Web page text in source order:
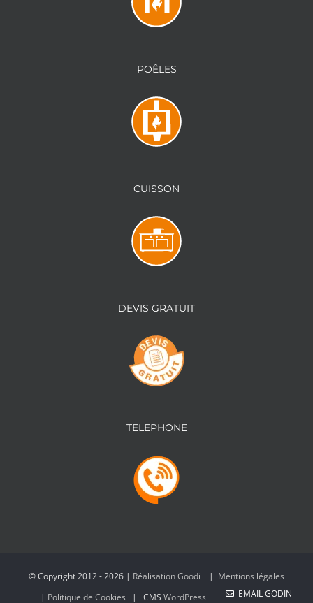
POÊLES
CUISSON
DEVIS GRATUIT
TELEPHONE
© Copyright 2012 -2026 | Réalisation Goodi | Mentions légales
| Politique de Cookies | CMS WordPress EMAIL GODIN